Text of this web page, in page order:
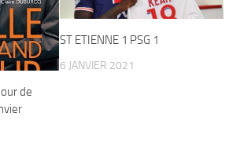
de
ST ETIENNE 1 PSG 1
6 JANVIER 2021